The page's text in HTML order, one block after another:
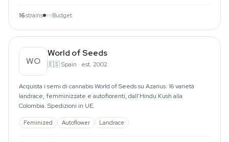
16strains Budget
WO
World of Seeds
🇪🇸Spain · est. 2002
Acquista i semi di cannabis World of Seeds su Azarius. 16 varietà
landrace, femminizzate e autofiorenti, dall'Hindu Kush alla
Colombia. Spedizioni in UE.
Feminized Autoflower Landrace